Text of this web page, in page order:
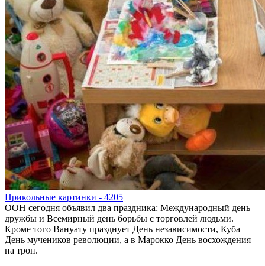
Прикольные картинки - 4205
ООН сегодня объявил два праздника: Международный день
дружбы и Всемирный день борьбы с торговлей людьми.
Кроме того Вануату празднует День независимости, Куба
День мучеников революции, а в Марокко День восхождения
на трон.